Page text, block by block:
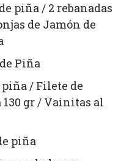
piña / 2 rebanadas
de Jamón de
Piña
piña / Filete de
130 gr / Vainitas al
piña